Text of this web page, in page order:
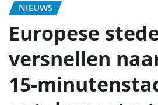
NIEUWS
Europese
versnellen